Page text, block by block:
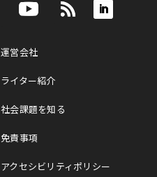
運営会社
ライター紹介
社会課題を知る
免責事項
アクセシビリティポリシー